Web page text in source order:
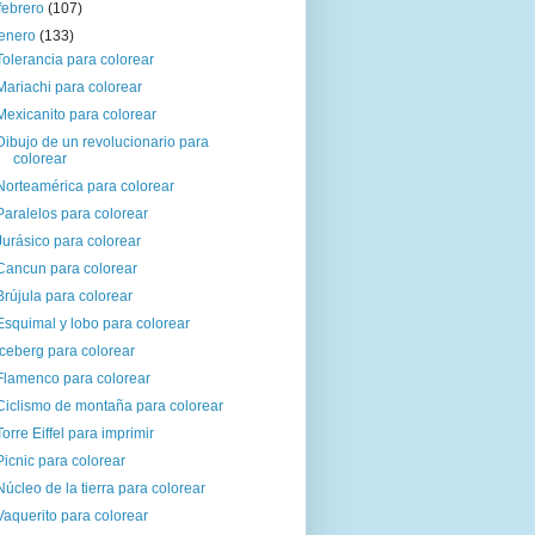
(107)
(133)
para colorear
para colorear
para colorear
de un revolucionario para
colorear
para colorear
para colorear
para colorear
para colorear
para colorear
y lobo para colorear
para colorear
para colorear
de montaña para colorear
Eiffel para imprimir
para colorear
de la tierra para colorear
para colorear